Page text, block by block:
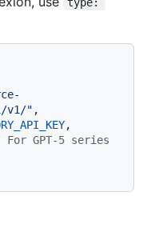
v1/" ,
,
GPT-5 series